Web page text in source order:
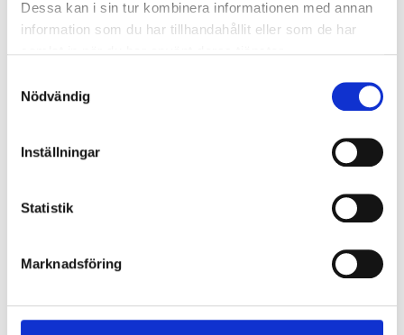
Dessa kan i sin tur kombinera informationen med annan
information som du har tillhandahållit eller som de har
Nödvändig
Inställningar
Statistik
Marknadsföring
vid fuktig väderlek
genomgående handtag
Tillval: Vädringsfönster i